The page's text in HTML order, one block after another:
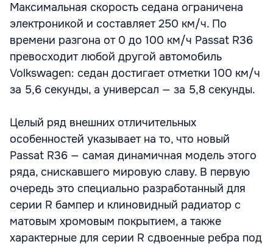
Максимальная скорость седана ограничена
электроникой и составляет 250 км/ч. По
времени разгона от 0 до 100 км/ч Passat R36
превосходит любой другой автомобиль
Volkswagen: седан достигает отметки 100 км/ч
за 5,6 секунды, а универсал — за 5,8 секунды.
Целый ряд внешних отличительных
особенностей указывает на то, что новый
Passat R36 — самая динамичная модель этого
ряда, снискавшего мировую славу. В первую
очередь это специально разработанный для
серии R бампер и клиновидный радиатор с
матовым хромовым покрытием, а также
характерные для серии R сдвоенные ребра под